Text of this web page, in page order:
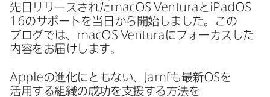
先日リリースされたmacOS Ventura と iPadOS
16の​サポートを​当日から​開始しました。​この​
ブログでは、 macOS Ventura に​フォーカスした​
内容を​お届けします。
Appleの​進化に​ともない、 Jamfも​最新OSを​
活用する​組織の​成功を​支援する​方​法を​